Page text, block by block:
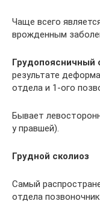
Чаще всего
врожденным
Грудопоясничный
результате
отдела и 1-ого
Бывает
у правшей).
Грудной сколиоз
Самый
отдела